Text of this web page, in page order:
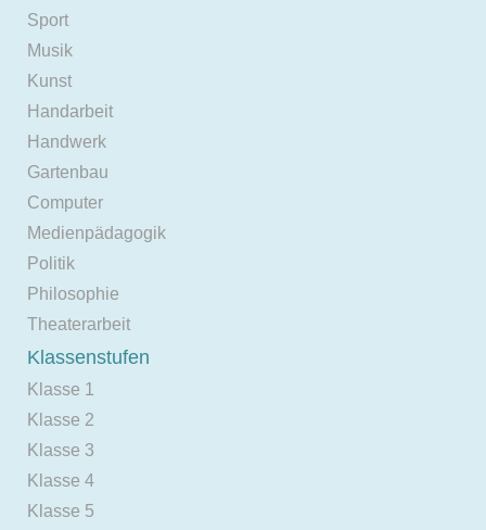
Sport
Musik
Kunst
Handarbeit
Handwerk
Gartenbau
Computer
Medienpädagogik
Politik
Philosophie
Theaterarbeit
Klassenstufen
Klasse 1
Klasse 2
Klasse 3
Klasse 4
Klasse 5